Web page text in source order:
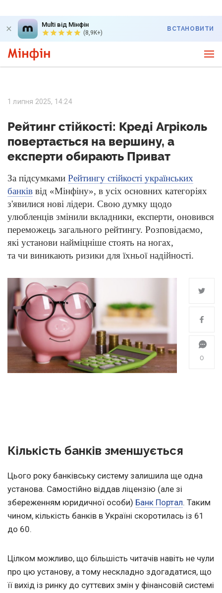
Multi від Мінфін
(8,9K+)
ВСТАНОВИТИ
1 липня 2025, 14:24
Рейтинг стійкості: Креді Агріколь
повертається на вершину, а
експерти обирають Приват
За підсумками Рейтингу стійкості українських
банків від «Мінфіну», в усіх основних категоріях
з'явилися нові лідери. Свою думку щодо
улюбленців змінили вкладники, експерти, оновився
переможець загального рейтингу. Розповідаємо,
які установи найміцніше стоять на ногах,
та чи виникають ризики для їхньої надійності.
0
Кількість банків зменшується
Цього року банківську систему залишила ще одна
установа. Самостійно віддав ліцензію (але зі
збереженням юридичної особи) Банк Портал. Таким
чином, кількість банків в Україні скоротилась із 61
до 60.
Цілком можливо, що більшість читачів навіть не чули
про цю установу, а тому нескладно здогадатися, що
її вихід із ринку до суттєвих змін у фінансовій системі